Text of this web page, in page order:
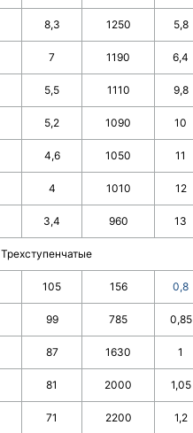
8,3 1250 5,8
7 1190 6,4
5,5 1110 9,8
5,2 1090 10
4,6 1050 11
4 1010 12
3,4 960 13
Трехступенчатые
105 156 0,8
99 785 0,85
87 1630 1
81 2000 1,05
71 2200 1,2